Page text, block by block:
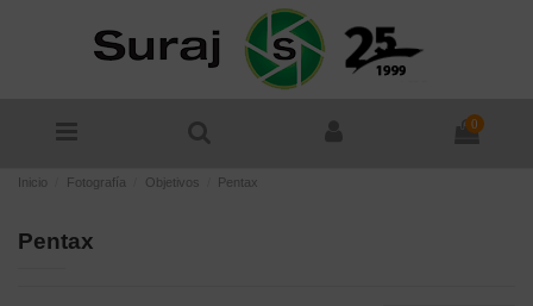
0
Inicio Fotografía Objetivos Pentax
Pentax